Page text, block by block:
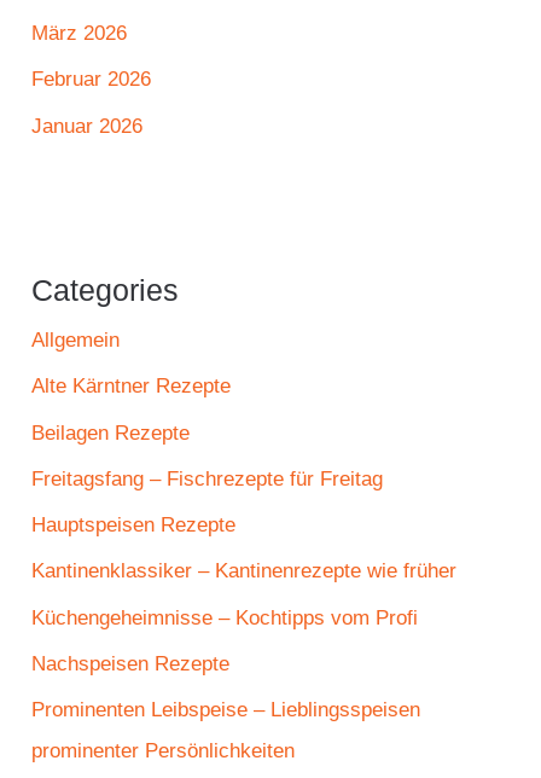
März 2026
Februar 2026
Januar 2026
Categories
Allgemein
Alte Kärntner Rezepte
Beilagen Rezepte
Freitagsfang – Fischrezepte für Freitag
Hauptspeisen Rezepte
Kantinenklassiker – Kantinenrezepte wie früher
Küchengeheimnisse – Kochtipps vom Profi
Nachspeisen Rezepte
Prominenten Leibspeise – Lieblingsspeisen
prominenter Persönlichkeiten